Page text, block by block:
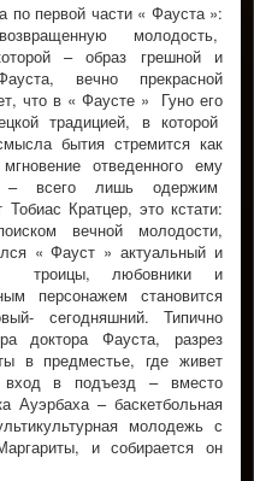
по первой части « Фауста »:
молодость,
– образ грешной и
вечно прекрасной
что в « Фаусте » Гуно его
традицией, в которой
бытия стремится как
отведенного ему
– всего лишь одержим
Кратцер, это кстати:
вечной молодости,
« Фауст » актуальный и
троицы, любовники и
персонажем становится
сегодняшний. Типично
доктора Фауста, разрез
в предместье, где живет
в подъезд – вместо
Ауэрбаха – баскетбольная
молодежь с
и собирается он